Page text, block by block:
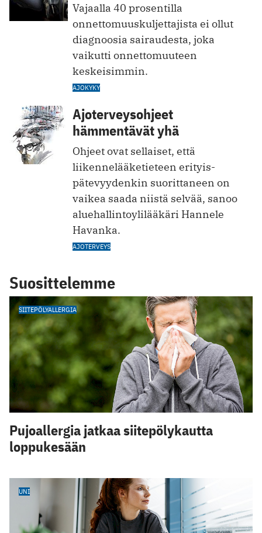
Vajaalla 40 prosentilla
onnettomuuskuljettajista ei ollut
diagnoosia sairaudesta, joka
vaikutti onnettomuuteen
keskeisimmin.
AJOKYKY
Ajoterveysohjeet
hämmentävät yhä
Ohjeet ovat sellaiset, että
liikennelääketieteen erityis­
pätevyydenkin suorittaneen on
vaikea saada niistä selvää, sanoo
aluehallintoylilääkäri Hannele
Havanka.
AJOTERVEYS
Suosittelemme
SIITEPÖLYALLERGIA
Pujoallergia jatkaa siitepölykautta
loppukesään
UNI